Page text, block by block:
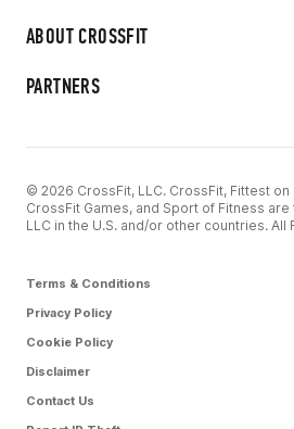
ABOUT CROSSFIT
PARTNERS
© 2026 CrossFit, LLC. CrossFit, Fittest on
CrossFit Games, and Sport of Fitness
LLC in the U.S. and/or other countries. All
Terms & Conditions
Privacy Policy
Cookie Policy
Disclaimer
Contact Us